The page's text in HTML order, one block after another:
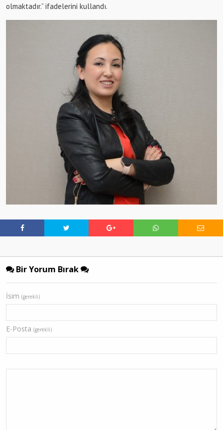
olmaktadır.” ifadelerini kullandı.
Bir Yorum Bırak
İsim (gerekli)
E-Posta (gerekli)